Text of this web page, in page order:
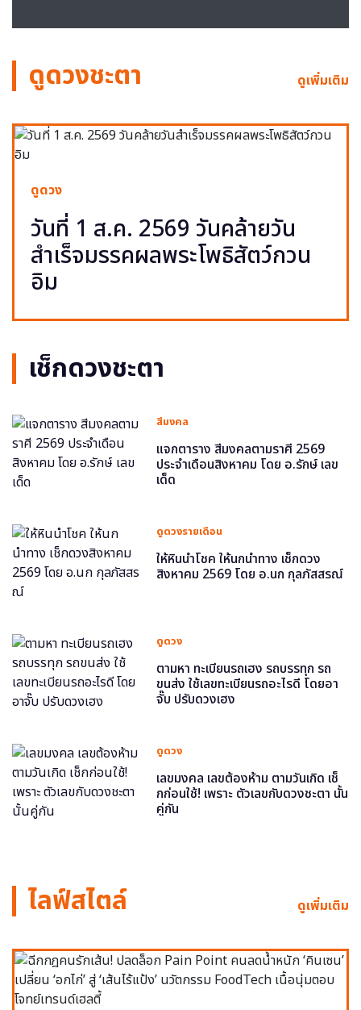
ดูดวงชะตา ดูเพิ่มเติม
ดูดวง
วันที่ 1 ส.ค. 2569 วันคล้ายวัน
สำเร็จมรรคผลพระโพธิสัตว์กวน
อิม
เช็กดวงชะตา
สีมงคล
แจกตาราง สีมงคลตามราศี 2569
ประจำเดือนสิงหาคม โดย อ.รักษ์ เลข
เด็ด
ดูดวงรายเดือน
ให้หินนำโชค ให้นกนำทาง เช็กดวง
สิงหาคม 2569 โดย อ.นก กุลภัสสรณ์
ดูดวง
ตามหา ทะเบียนรถเฮง รถบรรทุก รถ
ขนส่ง ใช้เลขทะเบียนรถอะไรดี โดยอา
จั๊บ ปรับดวงเฮง
ดูดวง
เลขมงคล เลขต้องห้าม ตามวันเกิด เช็
กก่อนใช้! เพราะ ตัวเลขกับดวงชะตา นั้น
คู่กัน
ไลฟ์สไตล์ ดูเพิ่มเติม